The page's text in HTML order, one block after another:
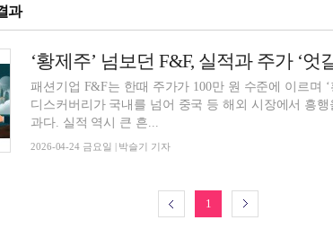
과
‘황제주’ 넘보던 F&F, 실적과 주가 ‘엇
패션기업 F&F는 한때 주가가 100만 원 수준에 이르며
디스커버리가 국내를 넘어 중국 등 해외 시장에서 흥
과다. 실적 역시 큰 흔...
2026-04-24 금요일 | 박슬기 기자
1